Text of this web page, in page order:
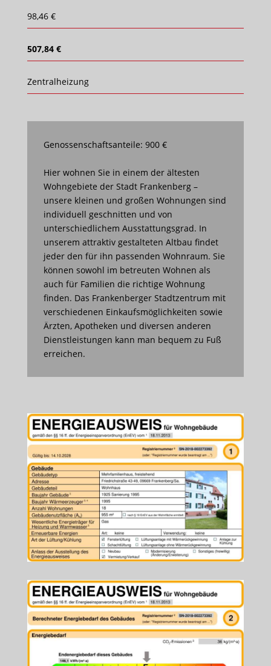
98,46 €
507,84 €
Zentralheizung
Genossenschaftsanteile: 900 €
Hier wohnen Sie in einem der ältesten
Wohngebiete der Stadt Frankenberg –
unsere kleinen und großen Wohnungen sind
individuell geschnitten und von
unterschiedlichem Ausstattungsgrad. In
unserem attraktiv gestalteten Altbau findet
jeder den für ihn passenden Wohnraum. Sie
können sowohl im betreuten Wohnen als
auch für Familien die richtige Wohnung
finden. Das Frankenberger Stadtzentrum mit
verschiedenen Einkaufsmöglichkeiten sowie
Ärzten, Apotheken und diversen anderen
Dienstleistungen kann man bequem zu Fuß
erreichen.